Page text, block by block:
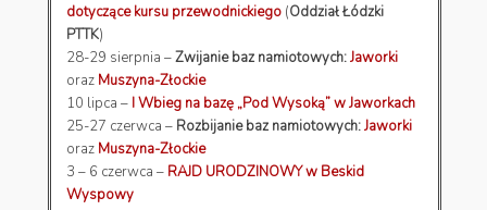
dotyczące kursu przewodnickiego (Oddział Łódzki
PTTK)
28-29 sierpnia –Zwijanie baz namiotowych:Jaworki
oraz Muszyna-Złockie
10 lipca – I Wbieg na bazę „Pod Wysoką” w Jaworkach
25-27 czerwca – Rozbijanie baz namiotowych:Jaworki
oraz Muszyna-Złockie
3 – 6 czerwca – RAJD URODZINOWY w Beskid
Wyspowy